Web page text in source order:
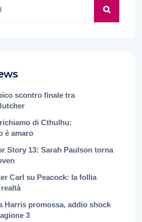
scontro finale tra
di Cthulhu:
è amaro
Story 13: Sarah Paulson torna
Carl su Peacock: la follia
Harris promossa, addio shock
3